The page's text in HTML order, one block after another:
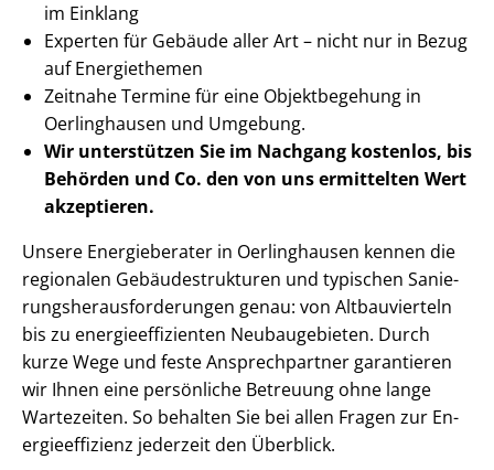
im Einklang
Experten für Gebäude aller Art – nicht nur in Bezug
auf Energiethemen
Zeitnahe Termine für eine Objektbegehung in
Oerlinghausen und Umgebung.
Wir unterstützen Sie im Nachgang kostenlos, bis
Behörden und Co. den von uns ermittelten Wert
akzeptieren.
Unsere Energieberater in Oerlinghausen kennen die
regionalen Ge­bäu­de­struk­tu­ren und typischen Sa­nie­
rungs­her­aus­for­de­run­gen genau: von Altbauvierteln
bis zu en­er­gie­ef­fi­zi­en­ten Neubaugebieten. Durch
kurze Wege und feste Ansprechpartner garantieren
wir Ihnen eine persönliche Betreuung ohne lange
Wartezeiten. So behalten Sie bei allen Fragen zur En­
er­gie­ef­fi­zi­enz jederzeit den Überblick.